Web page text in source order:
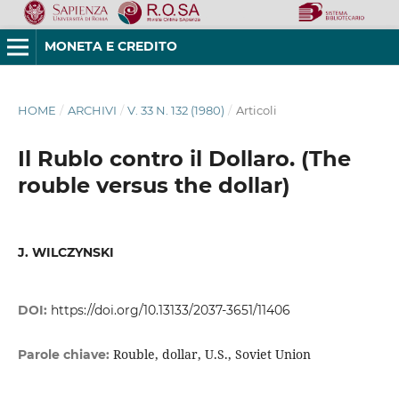
MONETA E CREDITO
HOME / ARCHIVI / V. 33 N. 132 (1980) / Articoli
Il Rublo contro il Dollaro. (The
rouble versus the dollar)
J. WILCZYNSKI
DOI: https://doi.org/10.13133/2037-3651/11406
Parole chiave: Rouble, dollar, U.S., Soviet Union